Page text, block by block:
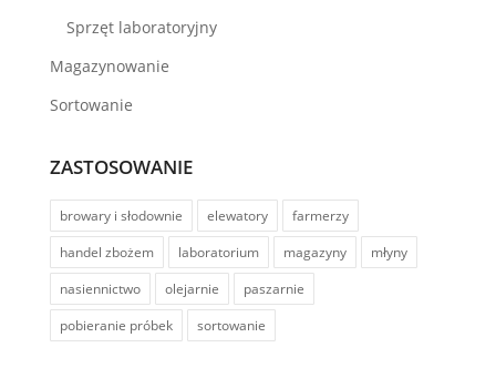
Sprzęt laboratoryjny
Magazynowanie
Sortowanie
ZASTOSOWANIE
browary i słodownie elewatory
farmerzy
handel zbożem
laboratorium magazyny
młyny
nasiennictwo
olejarnie
paszarnie
pobieranie próbek
sortowanie